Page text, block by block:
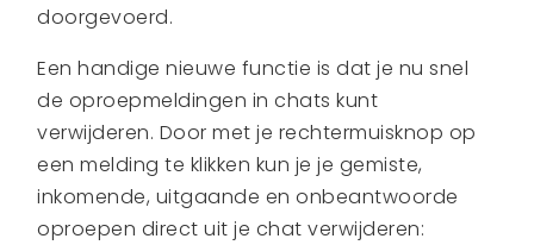
doorgevoerd.
Een handige nieuwe functie is dat je nu snel
de oproepmeldingen in chats kunt
verwijderen. Door met je rechtermuisknop op
een melding te klikken kun je je gemiste,
inkomende, uitgaande en onbeantwoorde
oproepen direct uit je chat verwijderen: